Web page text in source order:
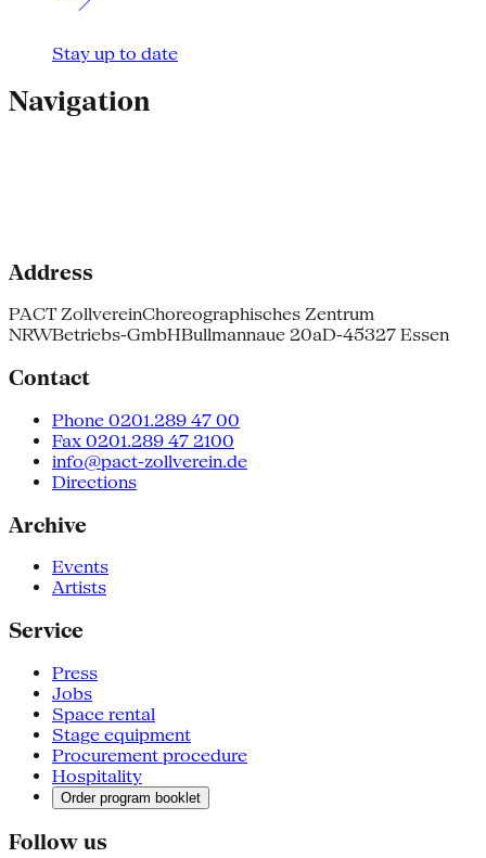
Stay up to date
Navigation
Address
PACT ZollvereinChoreographisches Zentrum
NRWBetriebs-GmbHBullmannaue 20aD-45327 Essen
Contact
Phone 0201.289 47 00
Fax 0201.289 47 2100
info@pact-zollverein.de
Directions
Archive
Events
Artists
Service
Press
Jobs
Space rental
Stage equipment
Procurement procedure
Hospitality
Order program booklet
Follow us